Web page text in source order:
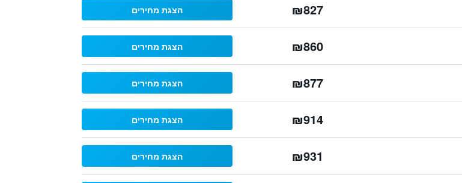
₪827 הצגת מחירים
₪860 הצגת מחירים
₪877 הצגת מחירים
₪914 הצגת מחירים
₪931 הצגת מחירים